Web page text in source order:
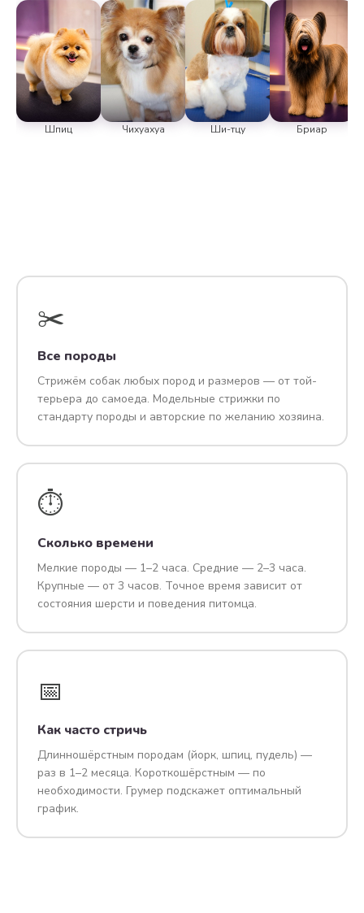
Шпиц Чихуахуа Ши-тцу Бриар
✂️
Все породы
Стрижём собак любых пород и размеров — от той-
терьера до самоеда. Модельные стрижки по
стандарту породы и авторские по желанию хозяина.
⏱️
Сколько времени
Мелкие породы — 1–2 часа. Средние — 2–3 часа.
Крупные — от 3 часов. Точное время зависит от
состояния шерсти и поведения питомца.
📅
Как часто стричь
Длинношёрстным породам (йорк, шпиц, пудель) —
раз в 1–2 месяца. Короткошёрстным — по
необходимости. Грумер подскажет оптимальный
график.